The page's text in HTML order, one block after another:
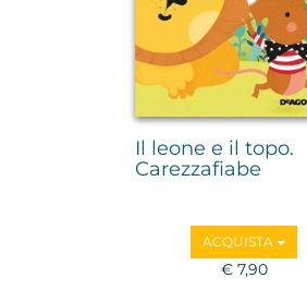
Il leone e il topo.
Carezzafiabe
ACQUISTA
€ 7,90